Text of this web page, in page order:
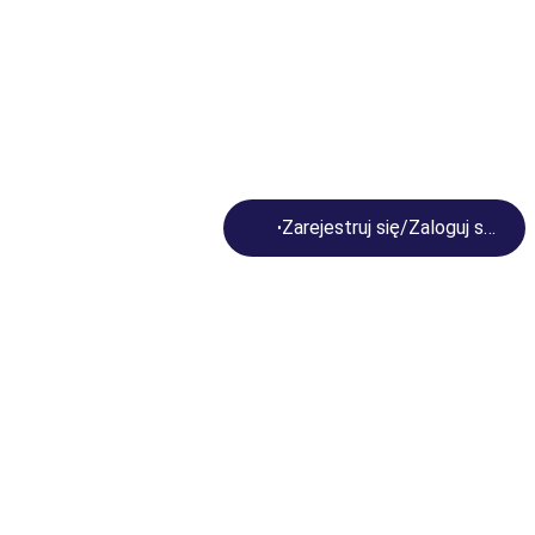
Loading...
Zarejestruj się/Zaloguj się